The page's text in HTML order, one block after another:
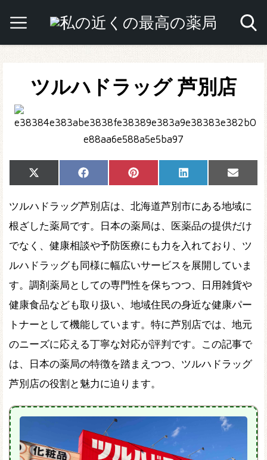
ツルハドラッグ 芦別店
Share
on
X
(Twitter)
Share
on
Facebook Share
on
Pinterest Share
on
LinkedIn
Share
on
Email
ツルハドラッグ芦別店は、北海道芦別市にある地域に
根ざした薬局です。日本の薬局は、医薬品の提供だけ
でなく、健康相談や予防医療にも力を入れており、ツ
ルハドラッグも同様に幅広いサービスを展開していま
す。調剤薬局としての専門性を保ちつつ、日用雑貨や
健康食品なども取り扱い、地域住民の身近な健康パー
トナーとして機能しています。特に芦別店では、地元
のニーズに応える丁寧な対応が評判です。この記事で
は、日本の薬局の特徴を踏まえつつ、ツルハドラッグ
芦別店の役割と魅力に迫ります。